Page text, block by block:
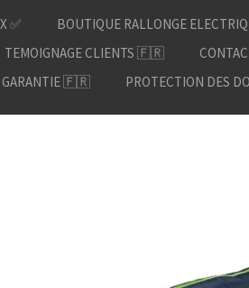
✅
BOUTIQUE RALLONGE
TEMOIGNAGE CLIENTS 🇫🇷
GARANTIE 🇫🇷 PROTECTION DES